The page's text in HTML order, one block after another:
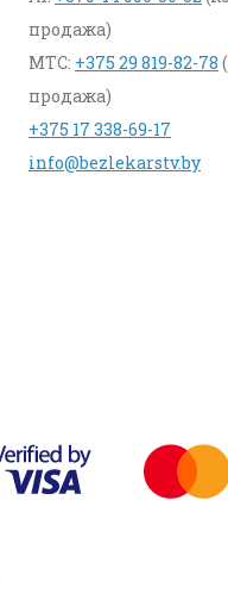
продажа)
МТС: +375 29 819-82-78
продажа)
+375 17 338-69-17
info@bezlekarstv.by